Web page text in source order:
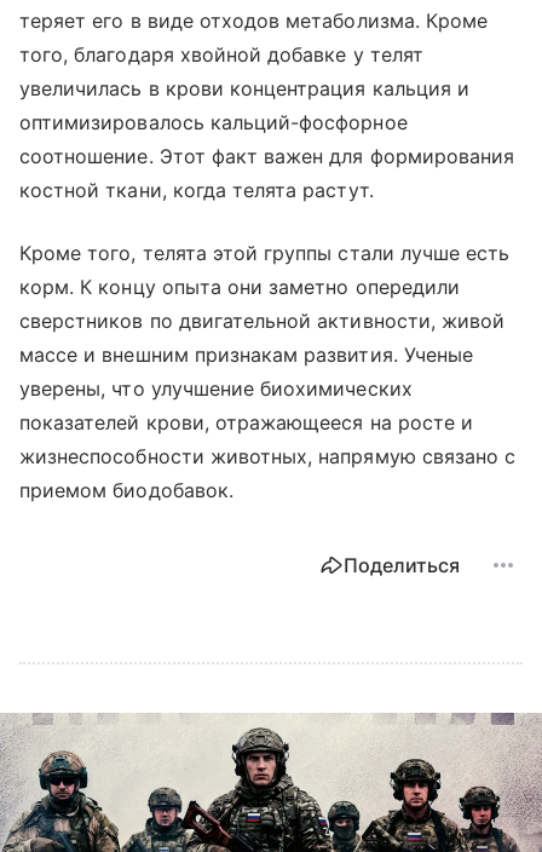
теряет его в виде отходов метаболизма. Кроме
того, благодаря хвойной добавке у телят
увеличилась в крови концентрация кальция и
оптимизировалось кальций-фосфорное
соотношение. Этот факт важен для формирования
костной ткани, когда телята растут.
Кроме того, телята этой группы стали лучше есть
корм. К концу опыта они заметно опередили
сверстников по двигательной активности, живой
массе и внешним признакам развития. Ученые
уверены, что улучшение биохимических
показателей крови, отражающееся на росте и
жизнеспособности животных, напрямую связано с
приемом биодобавок.
Поделиться